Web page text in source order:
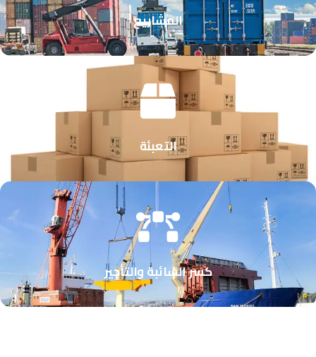
المشاريع
التعبئة
كسر السائبة والتأجير